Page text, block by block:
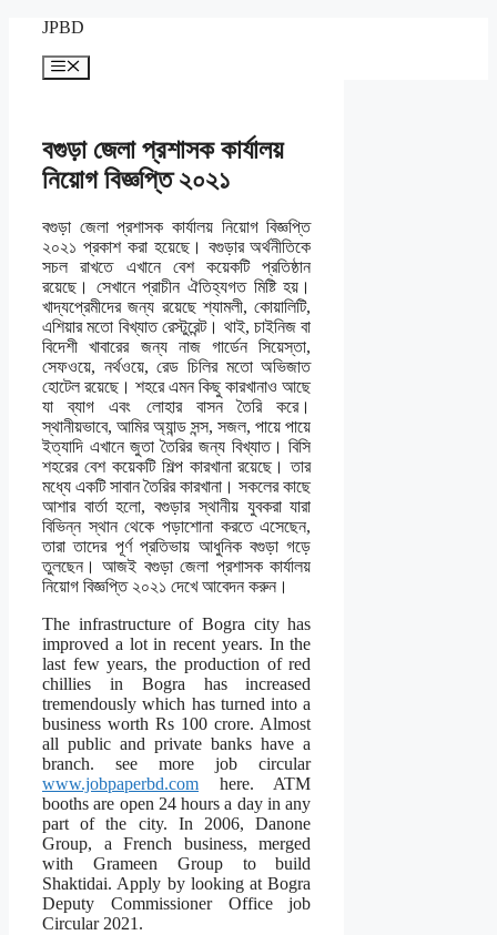
content
JPBD
Menu
বগুড়া জেলা প্রশাসক কার্যালয়
নিয়োগ বিজ্ঞপ্তি ২০২১
বগুড়া জেলা প্রশাসক কার্যালয় নিয়োগ বিজ্ঞপ্তি
২০২১ প্রকাশ করা হয়েছে। বগুড়ার অর্থনীতিকে
সচল রাখতে এখানে বেশ কয়েকটি প্রতিষ্ঠান
রয়েছে। সেখানে প্রাচীন ঐতিহ্যগত মিষ্টি হয়।
খাদ্যপ্রেমীদের জন্য রয়েছে শ্যামলী, কোয়ালিটি,
এশিয়ার মতো বিখ্যাত রেস্টুরেন্ট। থাই, চাইনিজ বা
বিদেশী খাবারের জন্য নাজ গার্ডেন সিয়েস্তা,
সেফওয়ে, নর্থওয়ে, রেড চিলির মতো অভিজাত
হোটেল রয়েছে। শহরে এমন কিছু কারখানাও আছে
যা ব্যাগ এবং লোহার বাসন তৈরি করে।
স্থানীয়ভাবে, আমির অ্যান্ড সন্স, সজল, পায়ে পায়ে
ইত্যাদি এখানে জুতা তৈরির জন্য বিখ্যাত। বিসি
শহরের বেশ কয়েকটি শিল্প কারখানা রয়েছে। তার
মধ্যে একটি সাবান তৈরির কারখানা। সকলের কাছে
আশার বার্তা হলো, বগুড়ার স্থানীয় যুবকরা যারা
বিভিন্ন স্থান থেকে পড়াশোনা করতে এসেছেন,
তারা তাদের পূর্ণ প্রতিভায় আধুনিক বগুড়া গড়ে
তুলছেন। আজই বগুড়া জেলা প্রশাসক কার্যালয়
নিয়োগ বিজ্ঞপ্তি ২০২১ দেখে আবেদন করুন।
The infrastructure of Bogra city has
improved a lot in recent years. In the
last few years, the production of red
chillies in Bogra has increased
tremendously which has turned into a
business worth Rs 100 crore. Almost
all public and private banks have a
branch. see more job circular
www.jobpaperbd.com here. ATM
booths are open 24 hours a day in any
part of the city. In 2006, Danone
Group, a French business, merged
with Grameen Group to build
Shaktidai. Apply by looking at Bogra
Deputy Commissioner Office job
Circular 2021.